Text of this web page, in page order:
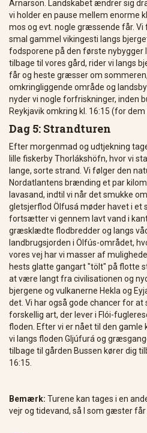
Arnarson. Landskabet ændrer sig
vi holder en pause mellem enorme
mos og evt. nogle græssende får.
smal gammel vikingesti langs
fodsporene på den første nybygger
tilbage til vores gård, rider vi langs
får og heste græsser om
omkringliggende område og
nyder vi nogle forfriskninger, inden
Reykjavik omkring kl. 16:15 (for
Dag 5: Strandturen
Efter morgenmad og udtjekning
lille fiskerby Thorlákshöfn, hvor vi
lange, sorte strand. Vi følger den
Nordatlantens brænding et par
lavasand, indtil vi når det smukke
gletsjerflod Ölfusá møder havet i et
fortsætter vi gennem lavt vand i
græsklædte flodbredder og langs
landbrugsjorden i Ölfús-området,
vores vej har vi masser af
hests glatte gangart "tölt" på flotte
at være langt fra civilisationen og
bjergene og vulkanerne Hekla og
det. Vi har også gode chancer for
forskellig art, der lever i Flói-
floden. Efter vi er nået til den
vi langs floden Gljúfurá og
tilbage til gården Bussen kører dig
16:15.
Bemærk: Turene kan tages i en
vejr og tidevand, så I som gæster